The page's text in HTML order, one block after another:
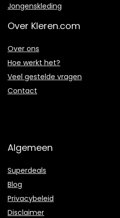
Jongenskleding
Over Kleren.com
Over ons
Hoe werkt het?
Veel gestelde vragen
Contact
Algemeen
Superdeals
Blog
Privacybeleid
Disclaimer